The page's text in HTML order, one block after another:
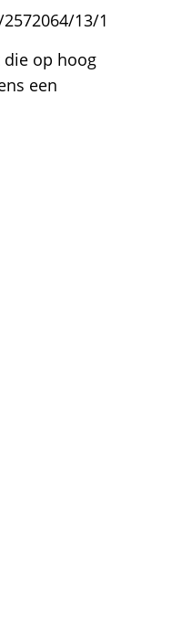
13/1
die op hoog
een